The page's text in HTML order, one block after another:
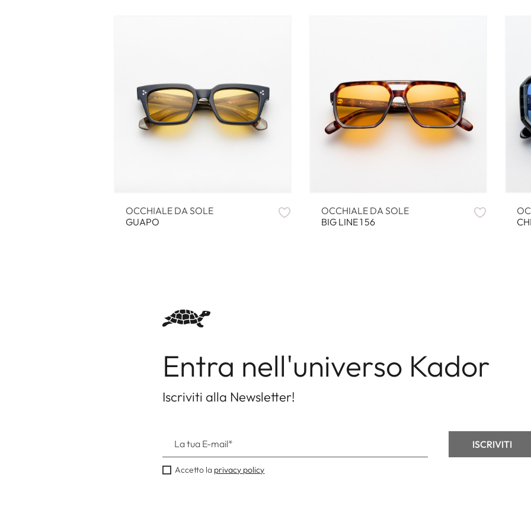
OCCHIALE DA SOLE
GUAPO
OCCHIALE DA SOLE
BIG LINE 1 56
Entra nell'universo Kador
Iscriviti alla Newsletter!
Accetto la privacy policy